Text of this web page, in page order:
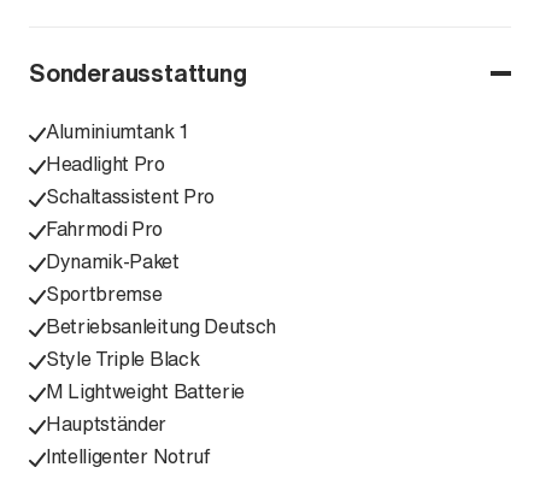
Sonderausstattung
Aluminiumtank 1
Headlight Pro
Schaltassistent Pro
Fahrmodi Pro
Dynamik-Paket
Sportbremse
Betriebsanleitung Deutsch
Style Triple Black
M Lightweight Batterie
Hauptständer
Intelligenter Notruf